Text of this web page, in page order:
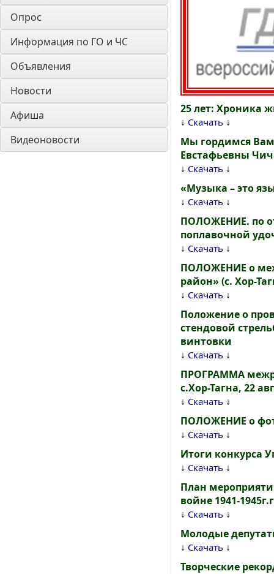
Опрос
Информация по ГО и ЧС
Объявления
Новости
Афиша
Видеоновости
25 лет: Хроника
↓ Скачать ↓
Мы гордимся
Евстафьевны
↓ Скачать ↓
«Музыка – это
↓ Скачать ↓
ПОЛОЖЕНИЕ. по
поплавочной
↓ Скачать ↓
ПОЛОЖЕНИЕ о
район» (с. Хор-
↓ Скачать ↓
Положение о
стендовой
винтовки
↓ Скачать ↓
ПРОГРАММА
с.Хор-Тагна, 22
↓ Скачать ↓
ПОЛОЖЕНИЕ о
↓ Скачать ↓
Итоги конкурса
↓ Скачать ↓
План
войне 1941-
↓ Скачать ↓
Молодые
↓ Скачать ↓
Творческие